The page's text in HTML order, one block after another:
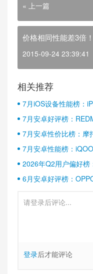
« 上一篇
价格相同性能差3倍
2015-09-24 23:39:41
相关推荐
7月iOS设备性能榜：
7月安卓好评榜：
半壁江山
7月安卓性价比榜：摩
7月安卓性能榜：
2026年Q2用户偏好榜
6月安卓好评榜：
登录后才能评论